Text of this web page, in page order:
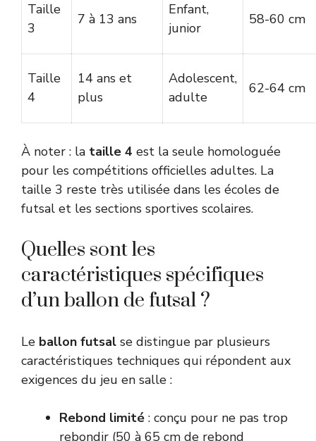
Taille
3
7 à 13 ans
Enfant,
junior
58-60 cm
Taille
4
14 ans et
plus
Adolescent,
adulte
62-64 cm
À noter : la taille 4 est la seule homologuée
pour les compétitions officielles adultes. La
taille 3 reste très utilisée dans les écoles de
futsal et les sections sportives scolaires.
Quelles sont les
caractéristiques spécifiques
d’un ballon de futsal ?
Le ballon futsal se distingue par plusieurs
caractéristiques techniques qui répondent aux
exigences du jeu en salle :
Rebond limité : conçu pour ne pas trop
rebondir (50 à 65 cm de rebond